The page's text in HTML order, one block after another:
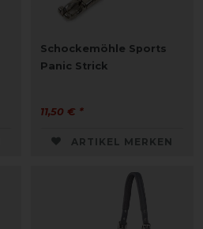
Schockemöhle Sports
Panic Strick
11,50 € *
ARTIKEL MERKEN